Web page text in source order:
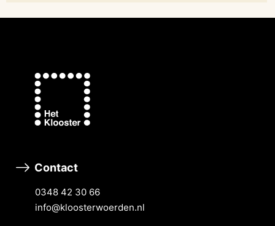
Contact
0348 42 30 66
info@kloosterwoerden.nl